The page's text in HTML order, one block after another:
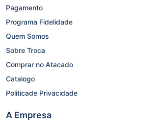
Pagamento
Programa Fidelidade
Quem Somos
Sobre Troca
Comprar no Atacado
Catalogo
Politicade Privacidade
A Empresa